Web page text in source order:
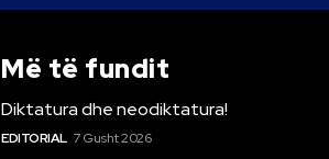
Më të fundit
Diktatura dhe neodiktatura!
EDITORIAL 7 Gusht 2026